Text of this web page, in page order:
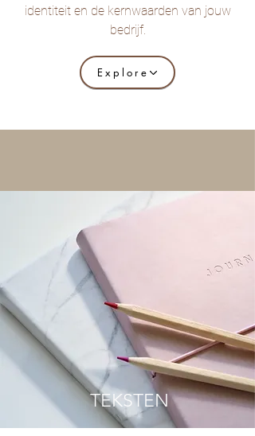
identiteit en de kernwaarden van jouw
bedrijf.
Explore
TEKSTEN